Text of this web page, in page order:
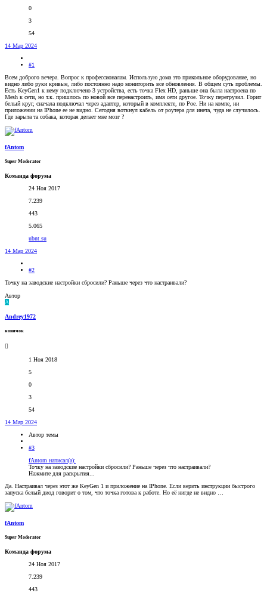
0
3
54
14 Мар 2024
#1
Всем доброго вечера. Вопрос к профессионалам. Использую дома это прикольное оборудование, но
видно либо руки кривые, либо постоянно надо мониторить все обновления. В общем суть проблемы.
Есть KeyGen1 к нему подключено 3 устройства, есть точка Flex HD, раньше она была настроена по
Mesh к сети, но т.к. пришлось по новой все перенастроить, имя сети другое. Точку перегрузил. Горит
белый круг, сначала подключал через адаптер, который в комплекте, по Poe. Ни на компе, ни
приложении на IPhone ее не видно. Сегодня воткнул кабель от роутера для инета, чуда не случилось.
Где зарыта та собака, которая делает мне мозг ?
fAntom
Super Moderator
Команда форума
24 Ноя 2017
7.239
443
5.065
ubnt.su
14 Мар 2024
#2
Точку на заводские настройки сбросили? Раньше через что настраивали?
Автор
A
Andrey1972
новичок
1 Ноя 2018
5
0
3
54
14 Мар 2024
Автор темы
#3
fAntom написал(а):
Точку на заводские настройки сбросили? Раньше через что настраивали?
Нажмите для раскрытия...
Да. Настраивал через этот же KeyGen 1 и приложение на IPhone. Если верить инструкции быстрого
запуска белый диод говорит о том, что точка готова к работе. Но её нигде не видно …
fAntom
Super Moderator
Команда форума
24 Ноя 2017
7.239
443